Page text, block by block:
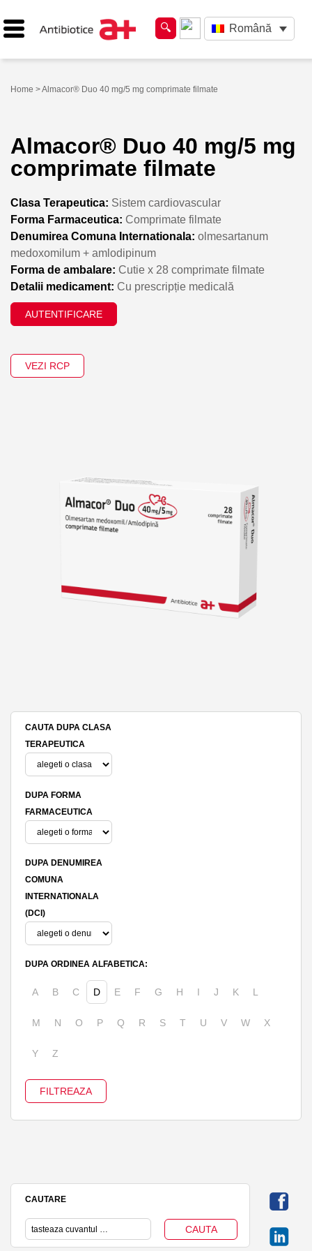
Română
Home > Almacor® Duo 40 mg/5 mg comprimate filmate
Almacor® Duo 40 mg/5 mg
comprimate filmate
Clasa Terapeutica: Sistem cardiovascular
Forma Farmaceutica: Comprimate filmate
Denumirea Comuna Internationala: olmesartanum
medoxomilum + amlodipinum
Forma de ambalare: Cutie x 28 comprimate filmate
Detalii medicament: Cu prescripție medicală
AUTENTIFICARE
VEZI RCP
CAUTA DUPA CLASA
TERAPEUTICA
DUPA FORMA
FARMACEUTICA
DUPA DENUMIREA
COMUNA
INTERNATIONALA
(DCI)
DUPA ORDINEA ALFABETICA:
A B C D E F G H I J K L
M N O P Q R S T U V W X
Y Z
CAUTARE